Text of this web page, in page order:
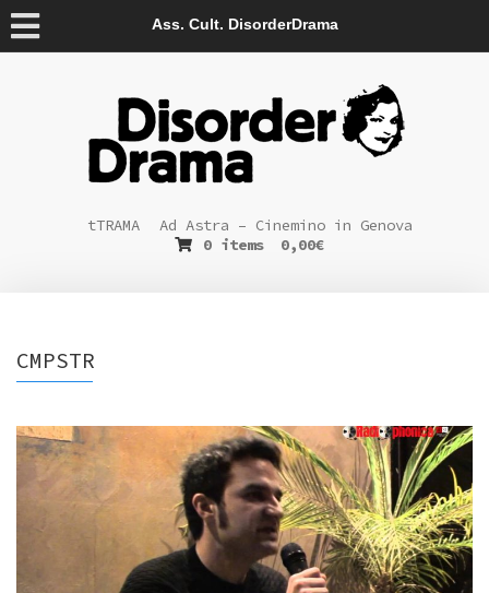
Ass. Cult. DisorderDrama
tTRAMA
Ad Astra – Cinemino in Genova
0 items
0,00€
CMPSTR